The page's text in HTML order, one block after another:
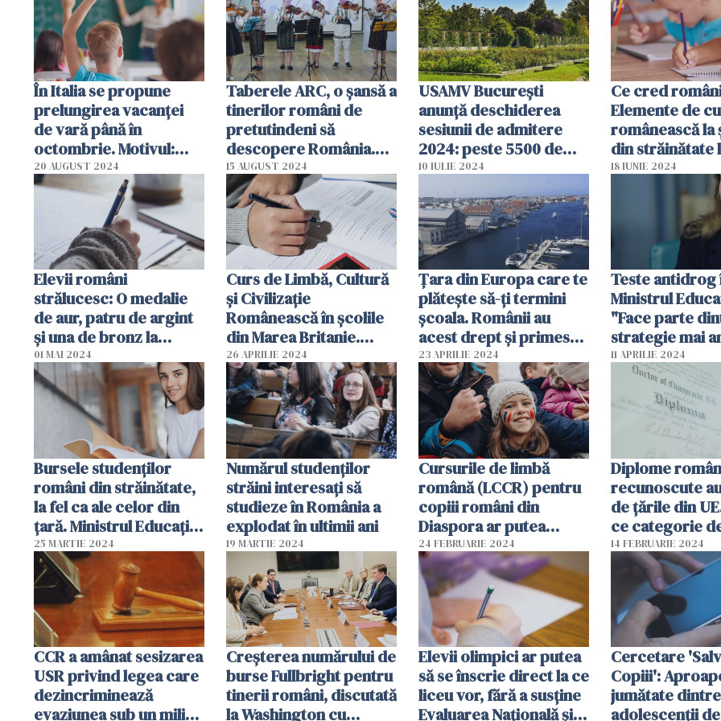
În Italia se propune
prelungirea vacanței
de vară până în
octombrie. Motivul:
temperaturile extrem
de ridicate
20 AUGUST 2024
Taberele ARC, o șansă a
tinerilor români de
pretutindeni să
descopere România.
Din ce țări vin cei mai
mulți. Radu Cosma,
DRP: "Sunt copii care
au povești dramatice"
15 AUGUST 2024
USAMV București
anunță deschiderea
sesiunii de admitere
2024: peste 5500 de
locuri la cele 64 de
programe universitare
de licență și master
10 IULIE 2024
Ce cred
Elemente de
românească la
din străinătate
învață copiii
Rezultat sondaj
18 IUNIE 2024
Elevii români
strălucesc: O medalie
de aur, patru de argint
şi una de bronz la
Olimpiada Balcanică de
Matematică de la Varna
01 MAI 2024
Curs de Limbă, Cultură
și Civilizație
Românească în școlile
din Marea Britanie.
Ambasada României,
apel pentru cei
interesați
26 APRILIE 2024
Țara din Europa care te
plătește să-ți termini
școala. Românii au
acest drept și primesc
și un împrumut de la
stat
23 APRILIE 2024
Teste antidrog
Ministrul
"Face parte
strategie mai
11 APRILIE 2024
Bursele studenților
români din străinătate,
la fel ca ale celor din
țară. Ministrul Educației
a anunțat schimbarea
legii
25 MARTIE 2024
Numărul studenților
străini interesați să
studieze în România a
explodat în ultimii ani
19 MARTIE 2024
Cursurile de limbă
română (LCCR) pentru
copiii români din
Diaspora ar putea
deveni program
permanent
24 FEBRUARIE 2024
Diplome
recunoscute
de țările din
ce categorie
lucrători e
14 FEBRUARIE 2024
CCR a amânat sesizarea
USR privind legea care
dezincriminează
evaziunea sub un milion
Creșterea numărului de
burse Fullbright pentru
tinerii români, discutată
la Washington cu
Elevii olimpici ar putea
să se înscrie direct la ce
liceu vor, fără a susține
Evaluarea Națională și
Cercetare
Copiii':
jumătate dintre
adolescenţii de